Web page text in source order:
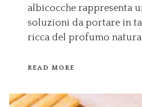
albicocche rappresenta
soluzioni da portare in
ricca del profumo
READ MORE